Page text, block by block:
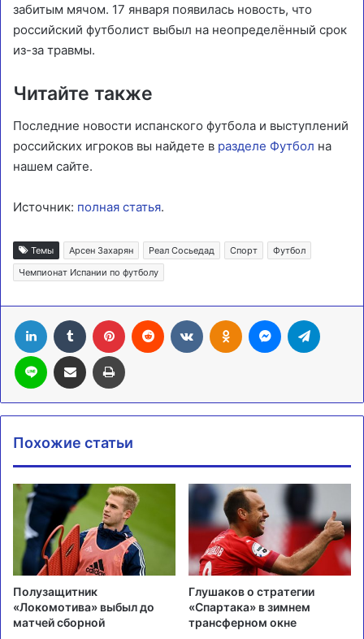
забитым мячом. 17 января появилась новость, что
российский футболист выбыл на неопределённый срок
из-за травмы.
Читайте также
Последние новости испанского футбола и выступлений
российских игроков вы найдете в разделе Футбол на
нашем сайте.
Источник: полная статья.
Темы Арсен Захарян Реал Сосьедад Спорт
Футбол
Чемпионат Испании по футболу
LinkedIn Tumblr Pinterest Reddit ВконтактеОдноклассники
Messenger
Line Поделиться через электронную почту Печатать
Похожие статьи
Полузащитник
«Локомотива» выбыл до
матчей сборной
Глушаков о стратегии
«Спартака» в зимнем
трансферном окне